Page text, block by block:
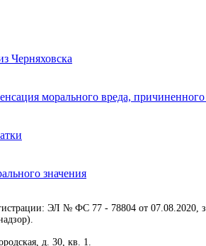
Черняховска
морального вреда, причиненного
значения
ЭЛ № ФС 77 - 78804 от 07.08.2020,
д. 30, кв. 1.